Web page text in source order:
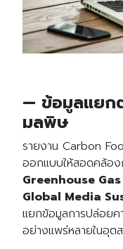
— ข้อมูลแยก
มลพิษ
รายงาน Carbon
ออกแบบให้สอดคล้อ
Greenhouse
Global Media
แยกข้อมูลการปล่อย
อย่างแพร่หลายในอุต